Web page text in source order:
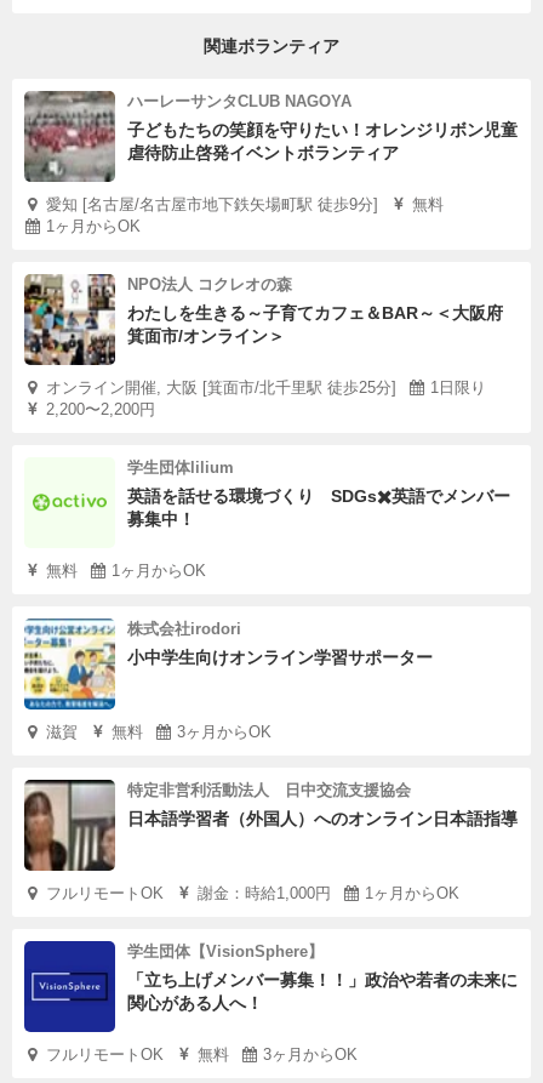
関連ボランティア
ハーレーサンタCLUB NAGOYA
子どもたちの笑顔を守りたい！オレンジリボン児童
虐待防止啓発イベントボランティア
愛知 [名古屋/名古屋市地下鉄矢場町駅 徒歩9分]
無料
1ヶ月からOK
NPO法人 コクレオの森
わたしを生きる～子育てカフェ＆BAR～＜大阪府
箕面市/オンライン＞
オンライン開催, 大阪 [箕面市/北千里駅 徒歩25分]
1日限り
2,200〜2,200円
学生団体lilium
英語を話せる環境づくり SDGs✖️英語でメンバー
募集中！
無料 1ヶ月からOK
株式会社irodori
小中学生向けオンライン学習サポーター
滋賀 無料 3ヶ月からOK
特定非営利活動法人 日中交流支援協会
日本語学習者（外国人）へのオンライン日本語指導
フルリモートOK 謝金：時給1,000円 1ヶ月からOK
学生団体【VisionSphere】
「立ち上げメンバー募集！！」政治や若者の未来に
関心がある人へ！
フルリモートOK 無料 3ヶ月からOK